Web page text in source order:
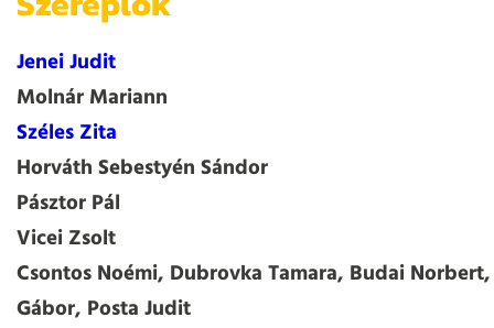
Jenei Judit
Molnár Mariann
Széles Zita
Horváth Sebestyén Sándor
Pásztor Pál
Vicei Zsolt
Csontos Noémi, Dubrovka Tamara, Budai
Gábor, Posta Judit